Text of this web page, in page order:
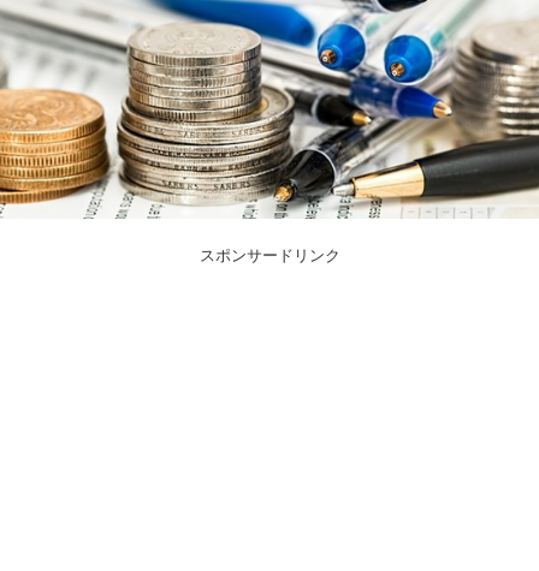
スポンサードリンク